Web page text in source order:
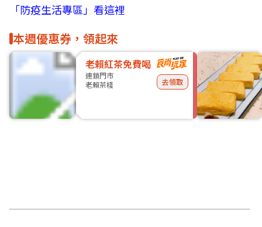
「防疫生活專區」看這裡
本週優惠券，領起來
老賴紅茶免費喝
連鎖門市
老賴茶棧
去領取